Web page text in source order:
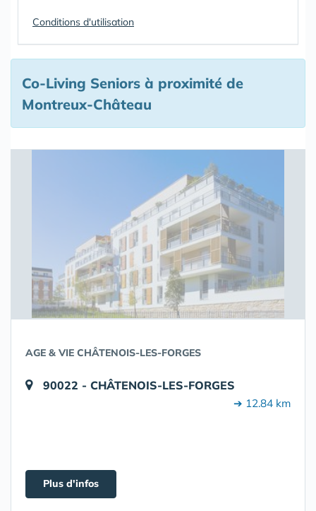
Conditions d'utilisation
Co-Living Seniors à proximité de
Montreux-Château
AGE & VIE CHÂTENOIS-LES-FORGES
90022 - CHÂTENOIS-LES-FORGES
➔ 12.84 km
Plus d'infos